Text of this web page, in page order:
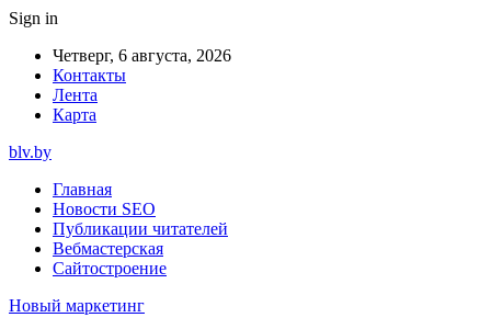
Sign in
Четверг, 6 августа, 2026
Контакты
Лента
Карта
blv.by
Главная
Новости SEO
Публикации читателей
Вебмастерская
Сайтостроение
Новый маркетинг